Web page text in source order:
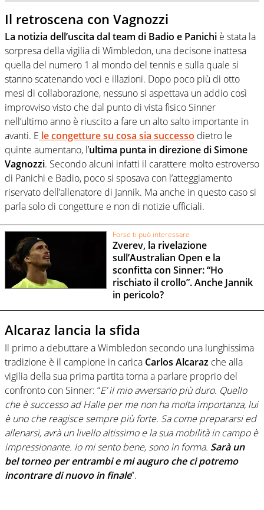
Il retroscena con Vagnozzi
La notizia dell’uscita dal team di Badio e Panichi è stata la
sorpresa della vigilia di Wimbledon, una decisone inattesa
quella del numero 1 al mondo del tennis e sulla quale si
stanno scatenando voci e illazioni. Dopo poco più di otto
mesi di collaborazione, nessuno si aspettava un addio così
improvviso visto che dal punto di vista fisico Sinner
nell’ultimo anno è riuscito a fare un alto salto importante in
avanti. E le congetture su cosa sia successo dietro le
quinte aumentano, l’ultima punta in direzione di Simone
Vagnozzi. Secondo alcuni infatti il carattere molto estroverso
di Panichi e Badio, poco si sposava con l’atteggiamento
riservato dell’allenatore di Jannik. Ma anche in questo caso si
parla solo di congetture e non di notizie ufficiali.
Forse ti può interessare
Zverev, la rivelazione
sull’Australian Open e la
sconfitta con Sinner: “Ho
rischiato il crollo”. Anche Jannik
in pericolo?
Alcaraz lancia la sfida
Il primo a debuttare a Wimbledon secondo una lunghissima
tradizione è il campione in carica Carlos Alcaraz che alla
vigilia della sua prima partita torna a parlare proprio del
confronto con Sinner: “E’ il mio avversario più duro. Quello
che è successo ad Halle per me non ha molta importanza, lui
è uno che reagisce sempre più forte. Sa come prepararsi ed
allenarsi, avrà un livello altissimo e la sua mobilità in campo è
impressionante. Io mi sento bene, sono in forma. Sarà un
bel torneo per entrambi e mi auguro che ci potremo
incontrare di nuovo in finale”.